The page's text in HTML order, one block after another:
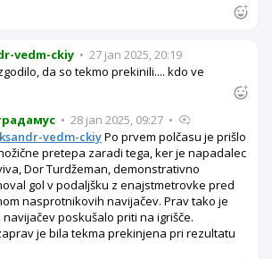
vedm-ckiy • 27 jan 2025, 20:19
da so tekmo prekinili.... kdo ve
• 28 jan 2025, 09:27 •
vedm-ckiyPo prvem polčasu je prišlo
pretepa zaradi tega, ker je napadalec
Dor Turdžeman, demonstrativno
gol v podaljšku z enajstmetrovke pred
nasprotnikovih navijačev. Prav tako je
poskušalo priti na igrišče.
je bila tekma prekinjena pri rezultatu